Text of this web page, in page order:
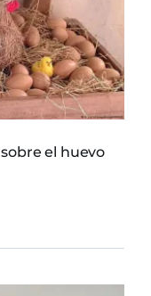
el huevo